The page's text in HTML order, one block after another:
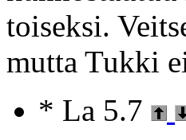
toiseksi.
mutta Tukki
* La 5.7